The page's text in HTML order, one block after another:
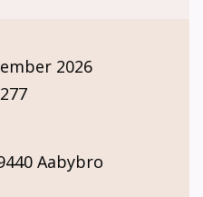
2026
Aabybro